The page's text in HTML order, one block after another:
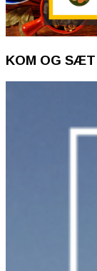
KOM OG SÆT